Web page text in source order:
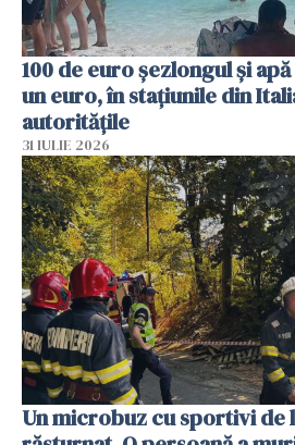
100 de euro șezlongul și
un euro, în stațiunile din
autoritățile
31 IULIE 2026
Un microbuz cu sportivi de